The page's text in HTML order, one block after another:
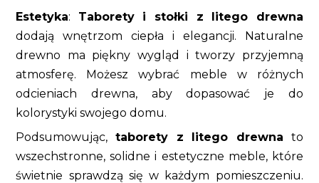
Estetyka: Taborety i stołki z litego drewna
dodają wnętrzom ciepła i elegancji. Naturalne
drewno ma piękny wygląd i tworzy przyjemną
atmosferę. Możesz wybrać meble w różnych
odcieniach drewna, aby dopasować je do
kolorystyki swojego domu.
Podsumowując,taborety z litego drewna to
wszechstronne, solidne i estetyczne meble, które
świetnie sprawdzą się w każdym pomieszczeniu.